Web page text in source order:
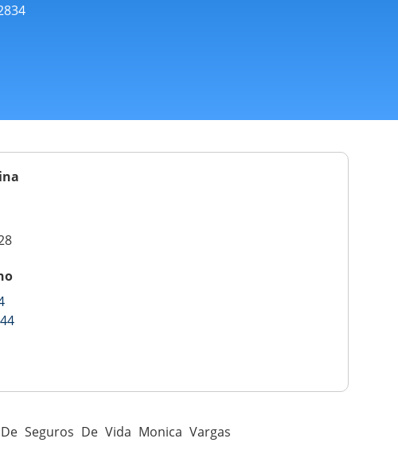
Seguros De Vida Monica Vargas